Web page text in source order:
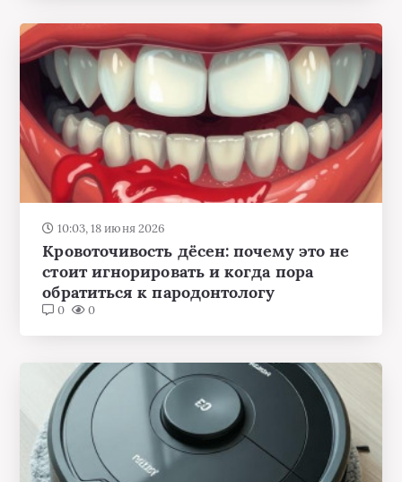
10:03, 18 июня 2026
Кровоточивость дёсен: почему это не
стоит игнорировать и когда пора
обратиться к пародонтологу
0 0